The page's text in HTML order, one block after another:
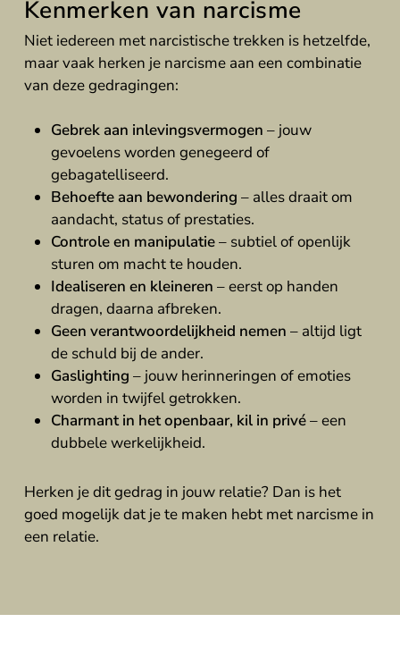
Kenmerken van narcisme
Niet iedereen met narcistische trekken is hetzelfde,
maar vaak herken je narcisme aan een combinatie
van deze gedragingen:
Gebrek aan inlevingsvermogen – jouw
gevoelens worden genegeerd of
gebagatelliseerd.
Behoefte aan bewondering – alles draait om
aandacht, status of prestaties.
Controle en manipulatie– subtiel of openlijk
sturen om macht te houden.
Idealiseren en kleineren – eerst op handen
dragen, daarna afbreken.
Geen verantwoordelijkheid nemen – altijd ligt
de schuld bij de ander.
Gaslighting – jouw herinneringen of emoties
worden in twijfel getrokken.
Charmant in het openbaar, kil in privé– een
dubbele werkelijkheid.
Herken je dit gedrag in jouw relatie? Dan is het
goed mogelijk dat je te maken hebt met narcisme in
een relatie.